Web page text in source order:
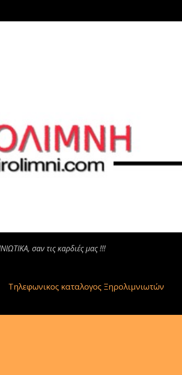
σαν τις καρδιές μας !!!
Τηλεφωνικος καταλογος Ξηρολιμνιωτών